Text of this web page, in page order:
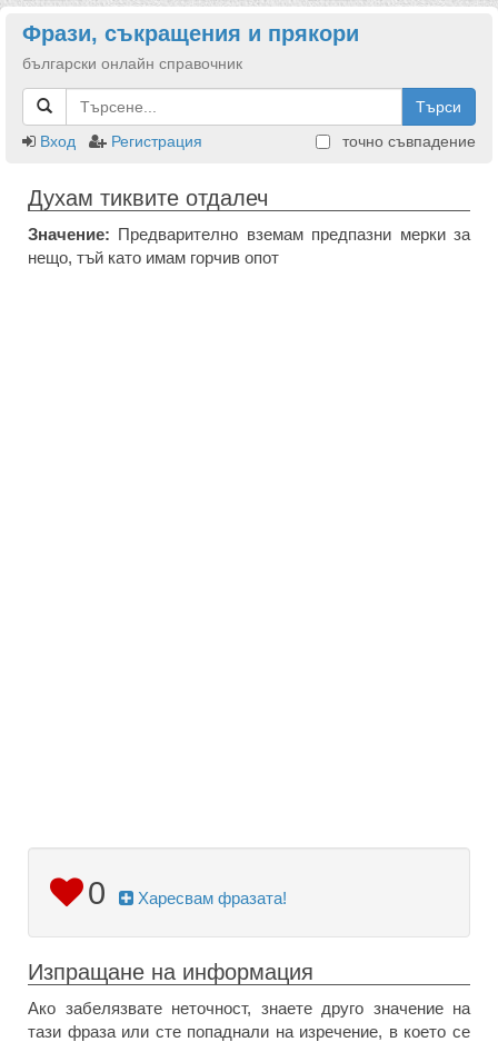
Фрази, съкращения и прякори
български онлайн справочник
Търси
Вход
Регистрация точно съвпадение
Духам тиквите отдалеч
Значение: Предварително вземам предпазни мерки за
нещо, тъй като имам горчив опот
0 Харесвам фразата!
Изпращане на информация
Ако забелязвате неточност, знаете друго значение на
тази фраза или сте попаднали на изречение, в което се